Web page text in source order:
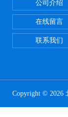
公司介绍
在线留言
联系我们
Copyright © 2026